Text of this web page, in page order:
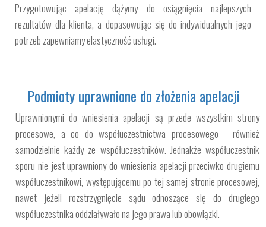
Przygotowując apelację dążymy do osiągnięcia najlepszych
rezultatów dla klienta, a dopasowując się do indywidualnych jego
potrzeb zapewniamy elastyczność usługi.
Podmioty uprawnione do złożenia apelacji
Uprawnionymi do wniesienia apelacji są przede wszystkim strony
procesowe, a co do współuczestnictwa procesowego - również
samodzielnie każdy ze współuczestników. Jednakże współuczestnik
sporu nie jest uprawniony do wniesienia apelacji przeciwko drugiemu
współuczestnikowi, występującemu po tej samej stronie procesowej,
nawet jeżeli rozstrzygnięcie sądu odnoszące się do drugiego
współuczestnika oddziaływało na jego prawa lub obowiązki.